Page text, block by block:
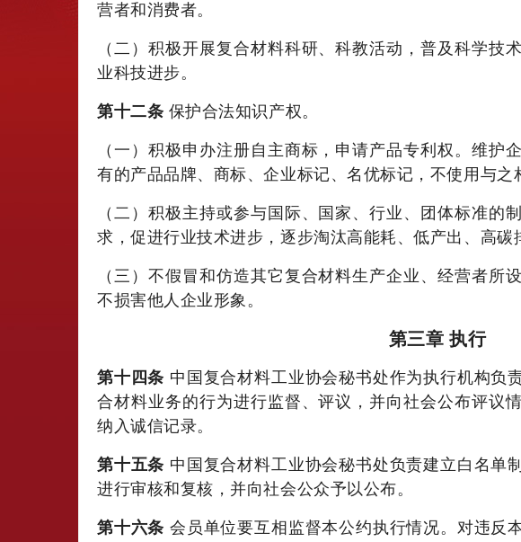
营者和消费者。
（二）积极开展复合材料科研、科教活动，普及科学技
业科技进步。
第十二条 保护合法知识产权。
（一）积极申办注册自主商标，申请产品专利权。维护
有的产品品牌、商标、企业标记、名优标记，不使用与之
（二）积极主持或参与国际、国家、行业、团体标准的
求，促进行业技术进步，逐步淘汰高能耗、低产出、高碳
（三）不假冒和仿造其它复合材料生产企业、经营者所
不损害他人企业形象。
第三章 执行
第十四条 中国复合材料工业协会秘书处作为执行机构负
合材料业务的行为进行监督、评议，并向社会公布评议
纳入诚信记录。
第十五条 中国复合材料工业协会秘书处负责建立白名单
进行审核和复核，并向社会公众予以公布。
第十六条 会员单位要互相监督本公约执行情况。对违反